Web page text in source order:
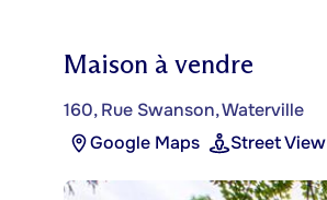
Maison à vendre
160, Rue Swanson, Waterville
Google Maps
Street View